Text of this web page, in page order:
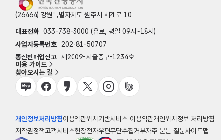
(26464) 강원특별자치도 원주시 세계로 10
대표전화 033-738-3000 (유료, 평일 09시~18시)
사업자등록번호
202-81-50707
통신판매업신고 제2009-서울중구-1234호
이용 가이드
찾아오시는 길
개인정보처리방침이용약관위치기반서비스 이용약관개인위치정보 처리방침
저작권정책고객서비스헌장전자우편무단수집거부자주 묻는 질문사이트맵